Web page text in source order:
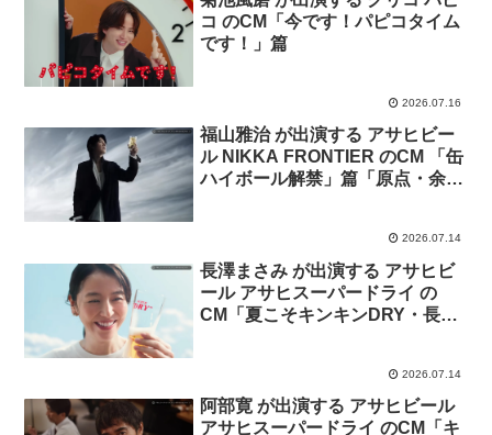
コ のCM「今です！パピコタイム
です！」篇
2026.07.16
福山雅治 が出演する アサヒビー
ル NIKKA FRONTIER のCM 「缶
ハイボール解禁」篇「原点・余市
2026.07.14
長澤まさみ が出演する アサヒビ
ール アサヒスーパードライ の
CM「夏こそキンキンDRY・長澤
2026.07.14
阿部寛 が出演する アサヒビール
アサヒスーパードライ のCM「キ